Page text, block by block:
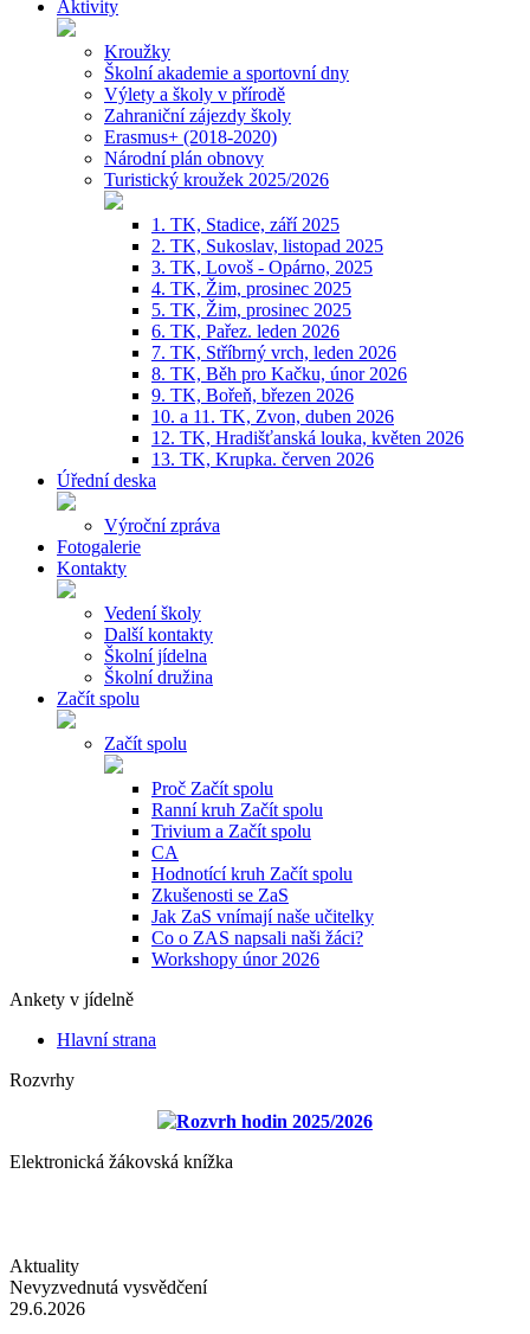
Aktivity
Kroužky
Školní akademie a sportovní dny
Výlety a školy v přírodě
Zahraniční zájezdy školy
Erasmus+ (2018-2020)
Národní plán obnovy
Turistický kroužek 2025/2026
1. TK, Stadice, září 2025
2. TK, Sukoslav, listopad 2025
3. TK, Lovoš - Opárno, 2025
4. TK, Žim, prosinec 2025
5. TK, Žim, prosinec 2025
6. TK, Pařez. leden 2026
7. TK, Stříbrný vrch, leden 2026
8. TK, Běh pro Kačku, únor 2026
9. TK, Bořeň, březen 2026
10. a 11. TK, Zvon, duben 2026
12. TK, Hradišťanská louka, květen 2026
13. TK, Krupka. červen 2026
Úřední deska
Výroční zpráva
Fotogalerie
Kontakty
Vedení školy
Další kontakty
Školní jídelna
Školní družina
Začít spolu
Začít spolu
Proč Začít spolu
Ranní kruh Začít spolu
Trivium a Začít spolu
CA
Hodnotící kruh Začít spolu
Zkušenosti se ZaS
Jak ZaS vnímají naše učitelky
Co o ZAS napsali naši žáci?
Workshopy únor 2026
Ankety v jídelně
Hlavní strana
Rozvrhy
Rozvrh hodin 2025/2026
Elektronická žákovská knížka
Aktuality
Nevyzvednutá vysvědčení
29.6.2026